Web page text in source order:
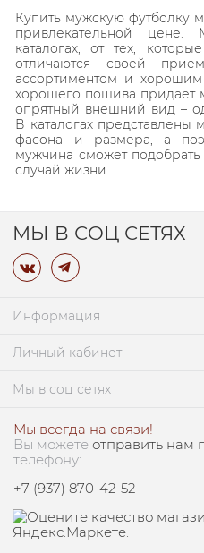
Купить мужскую футболку
привлекательной
каталогах, от тех,
отличаются своей
ассортиментом и хорошим
хорошего пошива придает
опрятный внешний вид –
В каталогах представлены
фасона и размера, а
мужчина сможет
случай жизни.
МЫ В СОЦ СЕТЯХ
Информация
Личный кабинет
Мы в соц сетях
Мы всегда на связи!
Вы можете отправить нам
телефону:
+7 (937) 870-42-52